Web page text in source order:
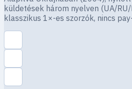
küldetések három nyelven (UA/RU/
klasszikus 1×-es szorzók, nincs